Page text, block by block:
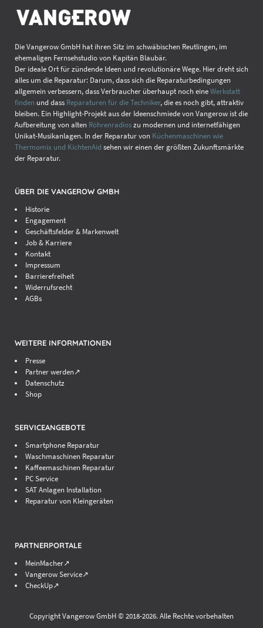
Die Vangerow GmbH hat ihren Sitz im schwäbischen Reutlingen, im
ehemaligen Fernsehstudio von Kapitän Blaubär.
Der ideale Ort für zündende Ideen und revolutionäre Wege. Hier dreht sich
alles um die Reparatur: Darum, dass sich die Reparaturbedingungen
allgemein verbessern, dass Verbraucher überhaupt noch eineWerkstatt
finden und dass Reparaturen für die Techniker, die es noch gibt, attraktiv
bleiben. Ein Highlight-Projekt aus der Ideenschmiede von Vangerow ist die
Aufbereitung von alten Röhrenradioszu modernen und internetfähigen
Unikat-Musikanlagen. In der Reparatur von Küchenmaschinen wie
Thermomix und KichtenAid sehen wir einen der größten Zukunftsmärkte
der Reparatur.
ÜBER DIE VANGEROW GMBH
Historie
Engagement
Geschäftsfelder & Markenwelt
Job & Karriere
Kontakt
Impressum
Barrierefreiheit
Widerrufsrecht
AGBs
WEITERE INFORMATIONEN
Presse
Partner werden↗
Datenschutz
Shop
SERVICEANGEBOTE
Smartphone Reparatur
Waschmaschinen Reparatur
Kaffeemaschinen Reparatur
PC Service
SAT Anlagen Installation
Reparatur von Kleingeräten
PARTNERPORTALE
MeinMacher↗
Vangerow Service↗
CheckUp↗
Copyright Vangerow GmbH © 2018-2026. Alle Rechte vorbehalten